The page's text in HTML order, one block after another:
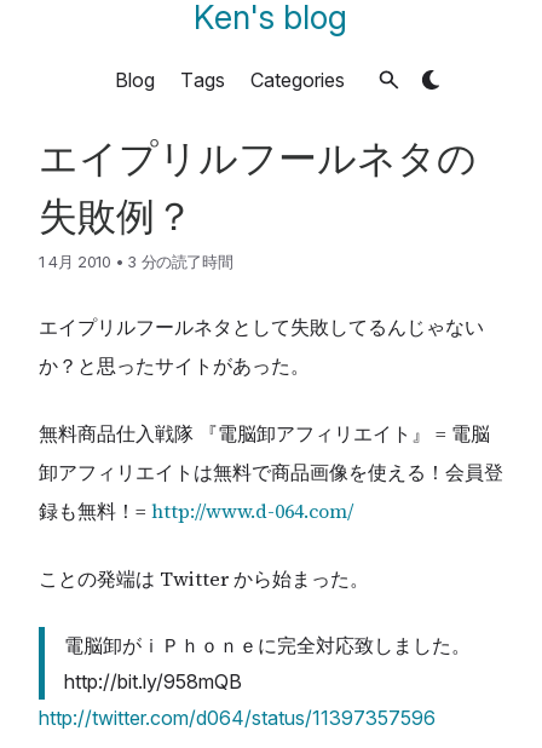
Ken's blog
Blog Tags Categories
エイプリルフールネタの
失敗例？
1 4月 2010 • 3 分の読了時間
エイプリルフールネタとして失敗してるんじゃない
か？と思ったサイトがあった。
無料商品仕入戦隊 『電脳卸アフィリエイト』 = 電脳
卸アフィリエイトは無料で商品画像を使える！会員登
録も無料！= http://www.d-064.com/
ことの発端は Twitter から始まった。
電脳卸がｉＰｈｏｎｅに完全対応致しました。
http://bit.ly/958mQB
http://twitter.com/d064/status/11397357596